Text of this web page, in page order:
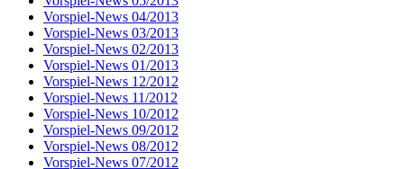
Vorspiel-News 04/2013
Vorspiel-News 03/2013
Vorspiel-News 02/2013
Vorspiel-News 01/2013
Vorspiel-News 12/2012
Vorspiel-News 11/2012
Vorspiel-News 10/2012
Vorspiel-News 09/2012
Vorspiel-News 08/2012
Vorspiel-News 07/2012